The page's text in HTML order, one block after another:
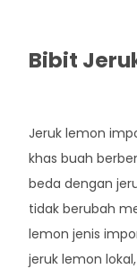
Bibit
Jeruk lemon
khas buah
beda dengan
tidak berubah
lemon jenis
jeruk lemon